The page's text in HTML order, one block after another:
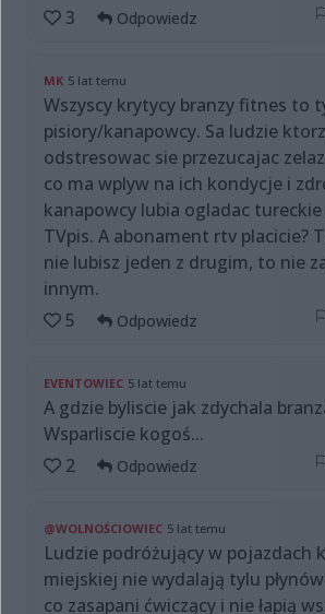
3
Odpowiedz
MK 5 lat temu
Wszyscy krytycy branzy fitnes to
pisiory/kanapowcy. Sa ludzie
odstresowac sie przezucajac
co ma wplyw na ich kondycje i
kanapowcy lubia ogladac
TVpis. A abonament rtv placicie?
nie lubisz jeden z drugim, to nie
innym.
5
Odpowiedz
EVENTOWIEC 5 lat temu
A gdzie byliscie jak zdychala
Wsparliscie kogoś...
2
Odpowiedz
@WOLNOŚCIOWIEC 5 lat temu
Ludzie podróżujący w pojazdach
miejskiej nie wydalają tylu
co zasapani ćwiczący i nie łapią